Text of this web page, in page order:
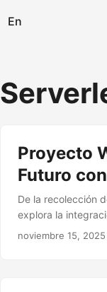
En
Proyecto
Futuro
De la recolección
explora la
propio modelo de
noviembre 15, 2025